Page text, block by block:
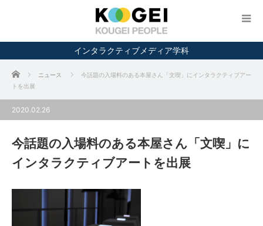
インタラクティブメディア学科
ホーム ニュース
今話題の入場料のある本屋さん「文喫」にインタラクティブアー
トを出展
2020.02.26
今話題の入場料のある本屋さん「文喫」に
インタラクティブアートを出展